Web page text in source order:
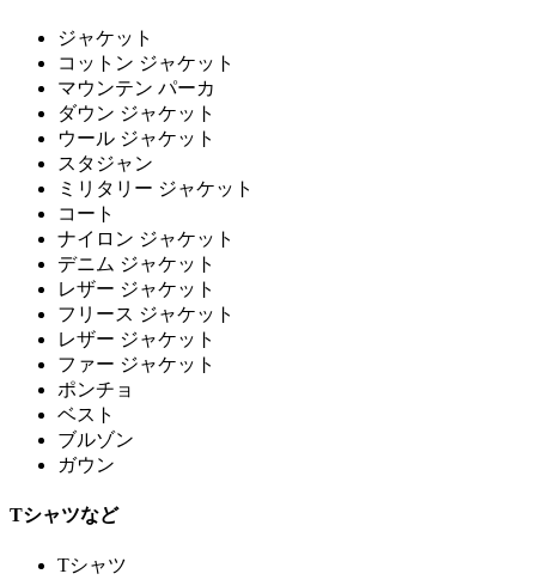
ジャケット
コットン ジャケット
マウンテン パーカ
ダウン ジャケット
ウール ジャケット
スタジャン
ミリタリー ジャケット
コート
ナイロン ジャケット
デニム ジャケット
レザー ジャケット
フリース ジャケット
レザー ジャケット
ファー ジャケット
ポンチョ
ベスト
ブルゾン
ガウン
Tシャツなど
Tシャツ